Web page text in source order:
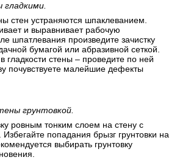
стен устраняются шпаклеванием.
и выравнивает рабочую
шпатлевания произведите зачистку
бумагой или абразивной сеткой.
гладкости стены – проведите по ней
почувствуете малейшие дефекты
грунтовкой.
ровным тонким слоем на стену с
попадания брызг грунтовки на
выбирать грунтовку